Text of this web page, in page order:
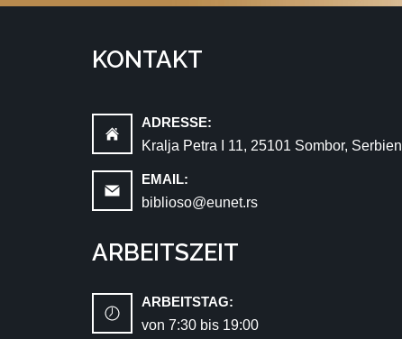
KONTAKT
ADRESSE:
Kralja Petra I 11, 25101 Sombor, Serbien
EMAIL:
biblioso@eunet.rs
ARBEITSZEIT
ARBEITSTAG:
von 7:30 bis 19:00